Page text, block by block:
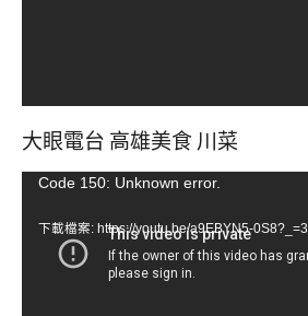
大眼電台 高雄美食 川菜
視Code 150: Unknown error.
下載檔案: https://youtu.be/a9EBYN5-0S8?_=3